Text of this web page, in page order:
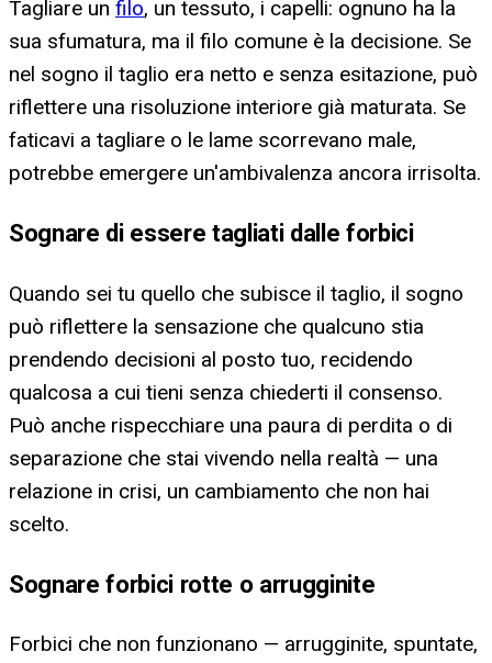
Tagliare un filo, un tessuto, i capelli: ognuno ha la
sua sfumatura, ma il filo comune è la decisione. Se
nel sogno il taglio era netto e senza esitazione, può
riflettere una risoluzione interiore già maturata. Se
faticavi a tagliare o le lame scorrevano male,
potrebbe emergere un'ambivalenza ancora irrisolta.
Sognare di essere tagliati dalle forbici
Quando sei tu quello che subisce il taglio, il sogno
può riflettere la sensazione che qualcuno stia
prendendo decisioni al posto tuo, recidendo
qualcosa a cui tieni senza chiederti il consenso.
Può anche rispecchiare una paura di perdita o di
separazione che stai vivendo nella realtà — una
relazione in crisi, un cambiamento che non hai
scelto.
Sognare forbici rotte o arrugginite
Forbici che non funzionano — arrugginite, spuntate,